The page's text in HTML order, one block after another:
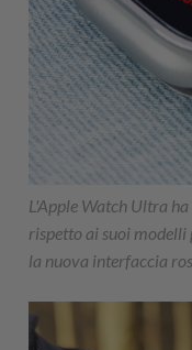
L'Apple Watch Ultra
rispetto ai suoi modelli
la nuova interfaccia